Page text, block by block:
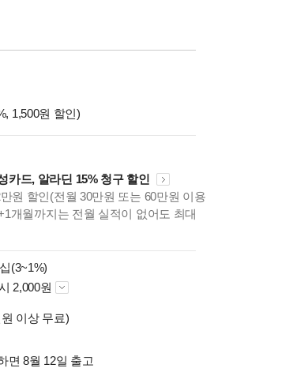
1,500원 할인)
카드, 알라딘 15% 청구 할인
원 할인(전월 30만원 또는 60만원 이용
개월까지는 전월 실적이 없어도 최대
(3~1%)
2,000원
이상 무료)
면 8월 12일 출고